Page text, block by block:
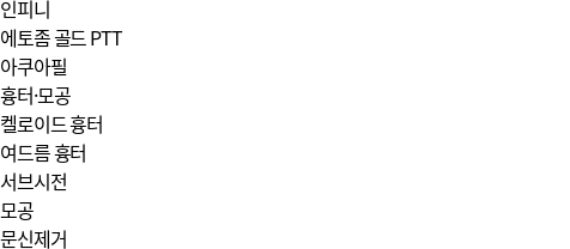
인피니
에토좀 골드 PTT
아쿠아필
흉터·모공
켈로이드 흉터
여드름 흉터
서브시전
모공
문신제거